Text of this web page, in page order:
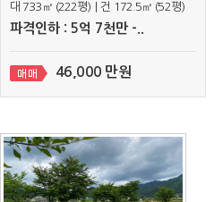
대 733㎡ (222평)｜건 172.5㎡ (52평)
파격인하 : 5억 7천만 -..
46,000 만원